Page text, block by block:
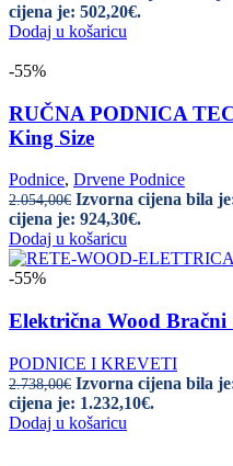
cijena je: 502,20€.
Dodaj u košaricu
-55%
RUČNA PODNICA
King Size
Podnice, Drvene Podnice
2.054,00€ Izvorna cijena bila
cijena je: 924,30€.
Dodaj u košaricu
-55%
Električna Wood Bračni
PODNICE I KREVETI
2.738,00€ Izvorna cijena bila
cijena je: 1.232,10€.
Dodaj u košaricu